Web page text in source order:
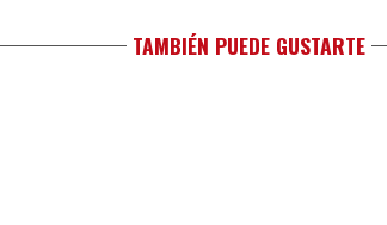
TAMBIÉN PUEDE GUSTARTE